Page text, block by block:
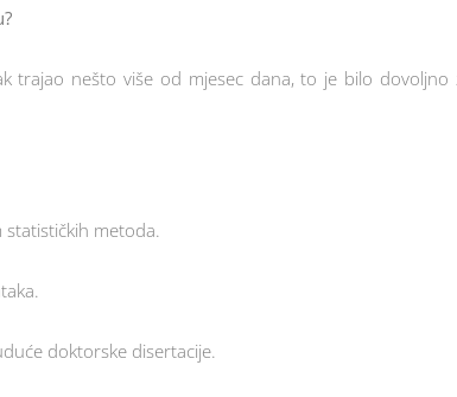
trajao nešto više od mjesec dana, to je bilo
metoda.
doktorske disertacije.